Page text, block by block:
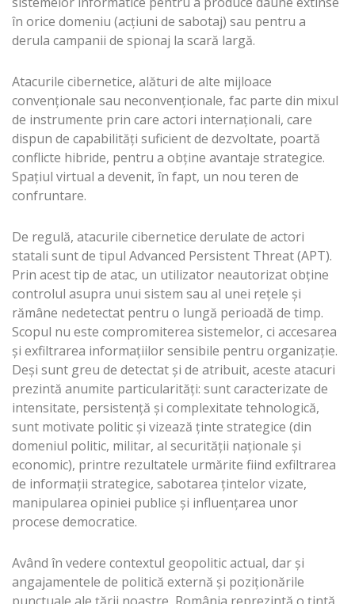
în orice domeniu (acţiuni de sabotaj) sau pentru a
derula campanii de spionaj la scară largă.
Atacurile cibernetice, alături de alte mijloace
convenţionale sau neconvenţionale, fac parte din mixul
de instrumente prin care actori internaţionali, care
dispun de capabilităţi suficient de dezvoltate, poartă
conflicte hibride, pentru a obţine avantaje strategice.
Spaţiul virtual a devenit, în fapt, un nou teren de
confruntare.
De regulă, atacurile cibernetice derulate de actori
statali sunt de tipul Advanced Persistent Threat (APT).
Prin acest tip de atac, un utilizator neautorizat obţine
controlul asupra unui sistem sau al unei reţele şi
rămâne nedetectat pentru o lungă perioadă de timp.
Scopul nu este compromiterea sistemelor, ci accesarea
şi exfiltrarea informaţiilor sensibile pentru organizaţie.
Deşi sunt greu de detectat şi de atribuit, aceste atacuri
prezintă anumite particularităţi: sunt caracterizate de
intensitate, persistenţă şi complexitate tehnologică,
sunt motivate politic şi vizează ţinte strategice (din
domeniul politic, militar, al securităţii naţionale şi
economic), printre rezultatele urmărite fiind exfiltrarea
de informații strategice, sabotarea ţintelor vizate,
manipularea opiniei publice și influențarea unor
procese democratice.
Având în vedere contextul geopolitic actual, dar şi
angajamentele de politică externă şi poziţionările